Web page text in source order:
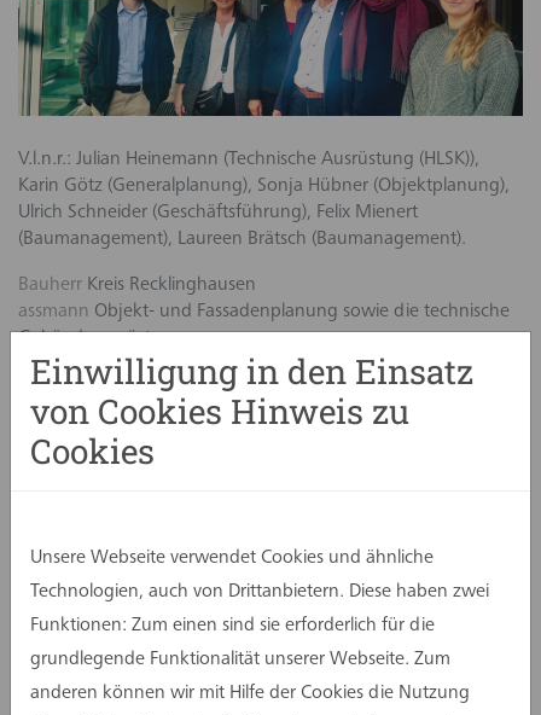
V.l.n.r.: Julian Heinemann (Technische Ausrüstung (HLSK)),
Karin Götz (Generalplanung), Sonja Hübner (Objektplanung),
Ulrich Schneider (Geschäftsführung), Felix Mienert
(Baumanagement), Laureen Brätsch (Baumanagement).
Bauherr Kreis Recklinghausen
assmann Objekt- und Fassadenplanung sowie die technische
Gebäudeausrüstung.
Architekturassmann architekten
assmann gruppe
Nach rund zweieinhalb Jahren Bauzeit ist der
zum zentralen Anlaufpunkt für sämtliche
für Übersichtlichkeit, Effizienz und zeitgemäßen
Einwilligung in den Einsatz
von Cookies Hinweis zu
Cookies
Unsere Webseite verwendet Cookies und ähnliche
Technologien, auch von Drittanbietern. Diese haben zwei
Funktionen: Zum einen sind sie erforderlich für die
grundlegende Funktionalität unserer Webseite. Zum
anderen können wir mit Hilfe der Cookies die Nutzung